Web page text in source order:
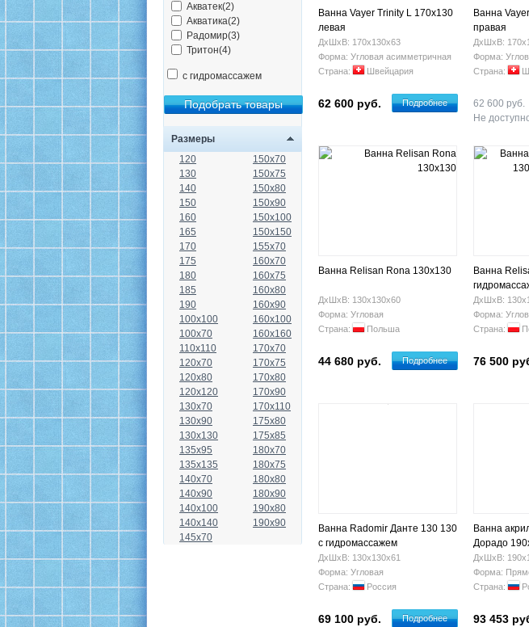
Акватек(2)
Акватика(2)
Радомир(3)
Тритон(4)
с гидромассажем
Размеры
120
130
140
150
160
165
170
175
180
185
190
100x100
100x70
110x110
120x70
120x80
120x120
130x70
130x90
130x130
135x95
135x135
140x70
140x90
140x100
140x140
145x70
150x70
150x75
150x80
150x90
150x100
150x150
155x70
160x70
160x75
160x80
160x90
160x100
160x160
170x70
170x75
170x80
170x90
170x110
175x80
175x85
180x70
180x75
180x80
180x90
190x80
190x90
Ванна Vayer Trinity L 170x130
левая
ДхШхВ: 170х130х63
Форма: Угловая асимметричная
Страна:
Швейцария
62 600 руб. Подробнее
Ванна
правая
ДхШхВ:
Форма:
Страна:
62 600 руб.
Не
Ванна Relisan Rona 130х130
ДхШхВ: 130х130х60
Форма: Угловая
Страна:
Польша
44 680 руб. Подробнее
Ванна
ДхШхВ:
Форма:
Страна:
76 500
Ванна Radomir Данте 130 130
с гидромассажем
ДхШхВ: 130х130х61
Форма: Угловая
Страна:
Россия
69 100 руб. Подробнее
Ванна
Дорадо
ДхШхВ:
Форма:
Страна:
93 453